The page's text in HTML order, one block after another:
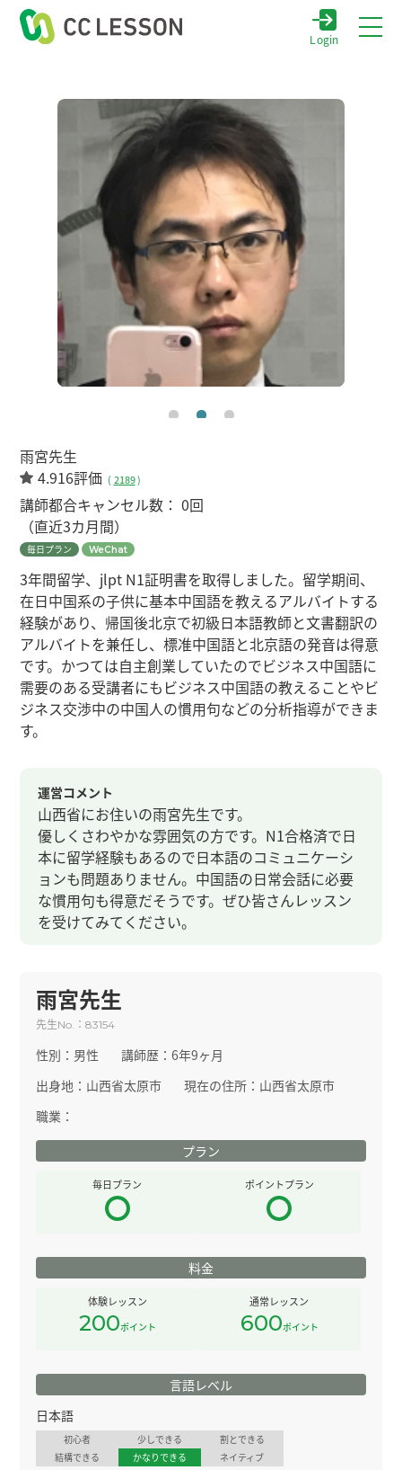
Login
雨宮先生
4.916評価 ( 2189)
講師都合キャンセル数：0回
（直近3カ月間）
毎日プラン WeChat
3年間留学、jlpt N1証明書を取得しました。留学期间、
在日中国系の子供に基本中国語を教えるアルバイトする
経験があり、帰国後北京で初級日本語教師と文書翻訳の
アルバイトを兼任し、標准中国語と北京語の発音は得意
です。かつては自主創業していたのでビジネス中国語に
需要のある受講者にもビジネス中国語の教えることやビ
ジネス交渉中の中国人の慣用句などの分析指導ができま
す。
運営コメント
山西省にお住いの雨宮先生です。
優しくさわやかな雰囲気の方です。N1合格済で日
本に留学経験もあるので日本語のコミュニケーシ
ョンも問題ありません。中国語の日常会話に必要
な慣用句も得意だそうです。ぜひ皆さんレッスン
を受けてみてください。
雨宮先生
先生No. ：83154
性別： 男性 講師歴：6年9ヶ月
出身地： 山西省太原市 現在の住所： 山西省太原市
職業：
プラン
毎日プラン ポイントプラン
料金
体験レッスン
200ポイント
通常レッスン
600ポイント
言語レベル
日本語
初心者 少しできる
割とできる
結構できる
かなりできる ネイティブ